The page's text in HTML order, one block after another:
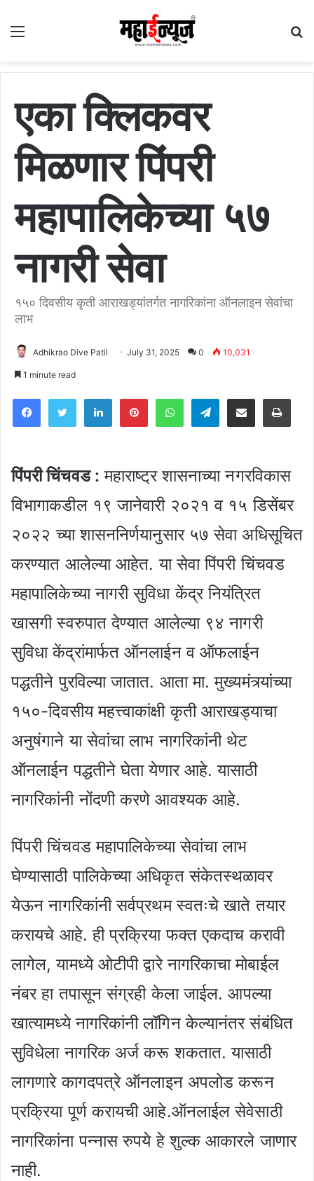
Menu
एका क्लिकवर
मिळणार पिंपरी
महापालिकेच्या ५७
नागरी सेवा
१५० दिवसीय कृती आराखड्यांतर्गत नागरिकांना ऑनलाइन सेवांचा
लाभ
Adhikrao Dive Patil July 31, 2025 0 10,031
1 minute read
Facebook
TwitterLinkedInPinterestWhatsApp
Telegram
Share via Email
पिंपरी चिंचवड : महाराष्ट्र शासनाच्या नगरविकास
विभागाकडील १९ जानेवारी २०२१ व १५ डिसेंबर
२०२२ च्या शासननिर्णयानुसार ५७ सेवा अधिसूचित
करण्यात आलेल्या आहेत. या सेवा पिंपरी चिंचवड
महापालिकेच्या नागरी सुविधा केंद्र नियंत्रित
खासगी स्वरुपात देण्यात आलेल्या ९४ नागरी
सुविधा केंद्रांमार्फत ऑनलाईन व ऑफलाईन
पद्धतीने पुरविल्या जातात. आता मा. मुख्यमंत्र्यांच्या
१५०-दिवसीय महत्त्वाकांक्षी कृती आराखड्याचा
अनुषंगाने या सेवांचा लाभ नागरिकांनी थेट
ऑनलाईन पद्धतीने घेता येणार आहे. यासाठी
नागरिकांनी नोंदणी करणे आवश्यक आहे.
पिंपरी चिंचवड महापालिकेच्या सेवांचा लाभ
घेण्यासाठी पालिकेच्या अधिकृत संकेतस्थळावर
येऊन नागरिकांनी सर्वप्रथम स्वतःचे खाते तयार
करायचे आहे. ही प्रक्रिया फक्त एकदाच करावी
लागेल, यामध्ये ओटीपी द्वारे नागरिकाचा मोबाईल
नंबर हा तपासून संग्रही केला जाईल. आपल्या
खात्यामध्ये नागरिकांनी लॉगिन केल्यानंतर संबंधित
सुविधेला नागरिक अर्ज करू शकतात. यासाठी
लागणारे कागदपत्रे ऑनलाइन अपलोड करून
प्रक्रिया पूर्ण करायची आहे.ऑनलाईल सेवेसाठी
नागरिकांना पन्नास रुपये हे शुल्क आकारले जाणार
नाही.